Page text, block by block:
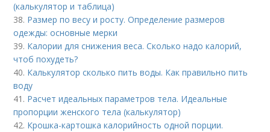
(калькулятор и таблица)
38. Размер по весу и росту. Определение размеров
одежды: основные мерки
39. Калории для снижения веса. Сколько надо калорий,
чтоб похудеть?
40. Калькулятор сколько пить воды. Как правильно пить
воду
41. Расчет идеальных параметров тела. Идеальные
пропорции женского тела (калькулятор)
42. Крошка-картошка калорийность одной порции.